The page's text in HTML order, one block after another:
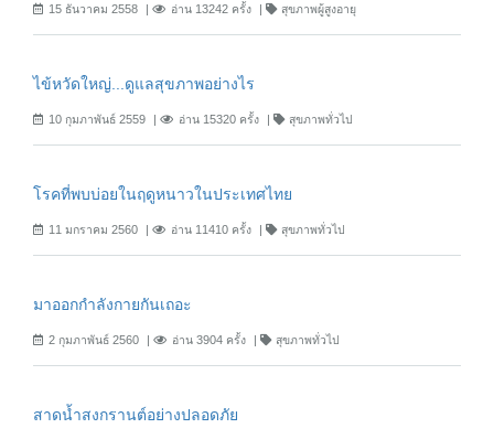
15 ธันวาคม 2558 อ่าน 13242 ครั้ง สุขภาพผู้สูงอายุ
ไข้หวัดใหญ่...ดูแลสุขภาพอย่างไร
10 กุมภาพันธ์ 2559 อ่าน 15320 ครั้ง สุขภาพทั่วไป
โรคที่พบบ่อยในฤดูหนาวในประเทศไทย
11 มกราคม 2560 อ่าน 11410 ครั้ง สุขภาพทั่วไป
มาออกกำลังกายกันเถอะ
2 กุมภาพันธ์ 2560 อ่าน 3904 ครั้ง สุขภาพทั่วไป
สาดน้ำสงกรานต์อย่างปลอดภัย